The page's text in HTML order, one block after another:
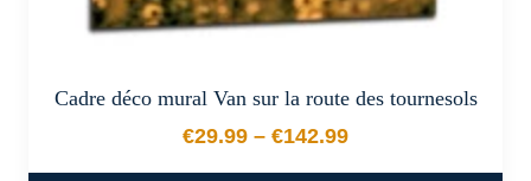
Cadre déco mural Van sur la route des tournesols
€29.99 – €142.99
Plage de prix : €29.99 à